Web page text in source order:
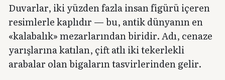
Duvarlar, iki yüzden fazla insan figürü içeren
resimlerle kaplıdır — bu, antik dünyanın en
«kalabalık» mezarlarından biridir. Adı, cenaze
yarışlarına katılan, çift atlı iki tekerlekli
arabalar olan bigaların tasvirlerinden gelir.